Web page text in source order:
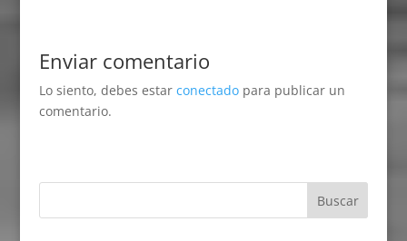
Enviar comentario
Lo siento, debes estar conectadopara publicar un
comentario.